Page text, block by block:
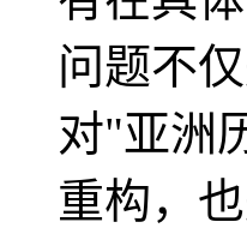
问题不
对"亚洲
重构，